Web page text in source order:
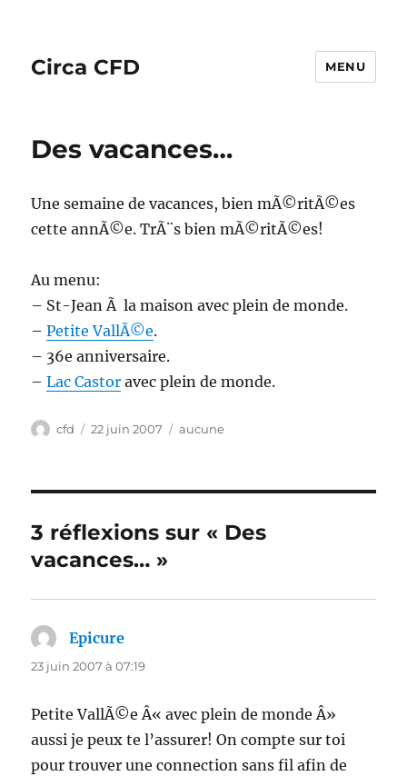
Circa CFD MENU
Des vacances…
Une semaine de vacances, bien mÃ©ritÃ©es
cette annÃ©e. TrÃ¨s bien mÃ©ritÃ©es!
Au menu:
– St-Jean Ã la maison avec plein de monde.
–Petite VallÃ©e.
– 36e anniversaire.
–Lac Castor avec plein de monde.
Auteur
cfd
Publié
22 juin 2007 Catégories
aucune
3 réflexions sur « Des
vacances… »
Epicure
23 juin 2007 à 07:19
Petite VallÃ©e Â« avec plein de monde Â»
aussi je peux te l’assurer! On compte sur toi
pour trouver une connection sans fil afin de